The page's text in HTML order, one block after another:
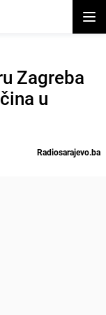
Zagreba
u
Radiosarajevo.ba